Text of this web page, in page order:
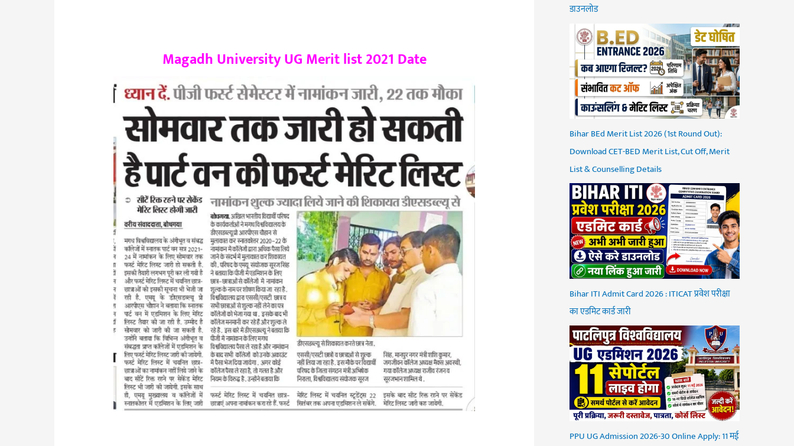
Magadh University UG Merit list 2021 Date
डाउनलोड
Bihar BEd Merit List 2026 (1st Round Out):
Download CET-BED Merit List, Cut Off, Merit
List & Counselling Details
Bihar ITI Admit Card 2026 : ITICAT प्रवेश परीक्षा
का एडमिट कार्ड जारी
PPU UG Admission 2026-30 Online Apply: 11 मई